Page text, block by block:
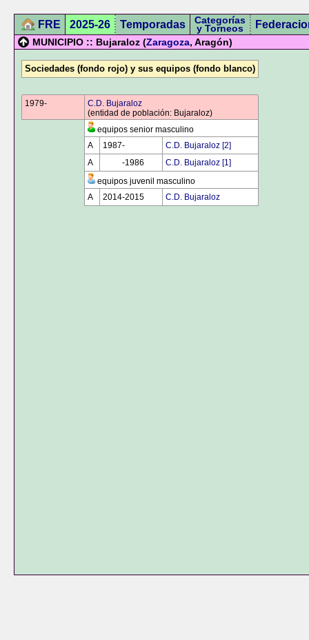
FRE 2025-26 Temporadas Categorías
y Torneos
MUNICIPIO :: Bujaraloz (Zaragoza, Aragón)
Sociedades (fondo rojo) y sus equipos (fondo blanco)
1979-
C.D. Bujaraloz
(entidad de población: Bujaraloz)
equipos senior masculino
A
1987-
C.D. Bujaraloz [2]
A
-1986
C.D. Bujaraloz [1]
equipos juvenil masculino
A
2014-2015 C.D. Bujaraloz